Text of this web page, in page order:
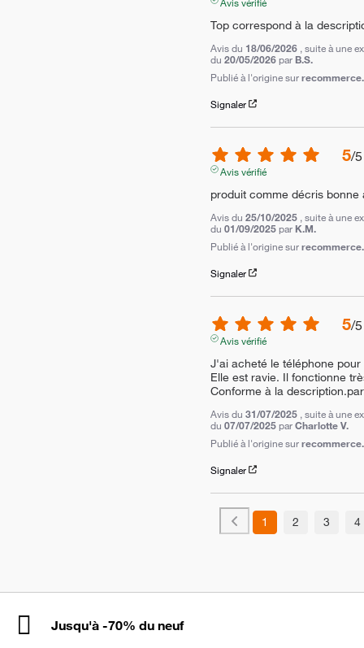
Top correspond à la
Avis du 18/06/2026 , suite à une
du 20/05/2026 par B.S.
Publié à l'origine sur
Signaler
5/5
Avis vérifié
produit comme décris bonne
Avis du 25/10/2025 , suite à une
du 01/09/2025 par K.M.
Publié à l'origine sur
Signaler
5/5
Avis vérifié
J'ai acheté le téléphone pour
Elle est ravie. Il fonctionne
Conforme à la
Avis du 31/07/2025 , suite à une
du 07/07/2025 parCharlotte V.
Publié à l'origine sur
Signaler
1 2 3 4
Jusqu'à -70% du neuf